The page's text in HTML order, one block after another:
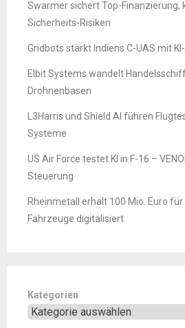
Swarmer sichert Top-
Sicherheits-Risiken
Gridbots stärkt Indiens C-UAS mit
Elbit Systems wandelt
Drohnenbasen
L3Harris und Shield AI führen
Systeme
US Air Force testet KI in F-16 –
Steuerung
Rheinmetall erhält 100 Mio. Euro für
Fahrzeuge digitalisiert
Kategorien